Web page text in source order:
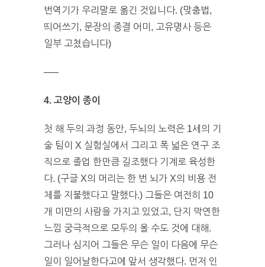
번역기가 우리말로 옮긴 것입니다. (맞춤법,
띄어쓰기, 문장의 종결 어미, 고유명사 등은
일부 고쳤습니다)
—–
4. 고양이 종이
첫 해 두의 과정 동안, 두뇌의 노력은 1세의 기
술 팀이 X 실험실에서 그리고 폭 넓은 연구 조
직으로 졸업 한만큼 길조했다 기계로 육성한
다. (구글 X의 머리는 한 번 뇌가 X의 비용 전
체를 지불했다고 말했다.) 그들은 여전히 ​​10
개 미만의 사람을 가지고 있었고, 단지 막연한
느낌 궁극적으로 모두의 올 수도 것에 대해.
그러나 심지어 그들은 무슨 일이 다음에 무슨
일이 일어날한다고에 앞서 생각했다. 먼저 인